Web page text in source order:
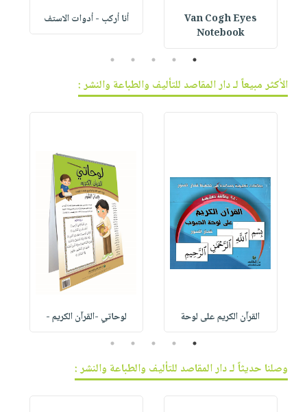
Van Cogh Eyes
Notebook
أنا أركب - أدوات الاستف
1
2
3
4
5
الأكثر مبيعاً لـ دار المقاصد للتأليف والطباعة والنشر :
القرآن الكريم على لوحة لوحاتي -القرآن الكريم -
1
2
3
4
5
وصلنا حديثاً لـ دار المقاصد للتأليف والطباعة والنشر :